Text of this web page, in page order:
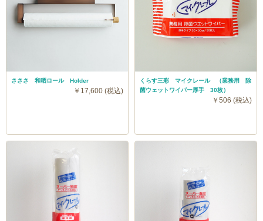
さささ 和晒ロール Holder
￥17,600 (税込)
くらす三彩 マイクレール （業務用 除
菌ウェットワイパー厚手 30枚）
￥506 (税込)